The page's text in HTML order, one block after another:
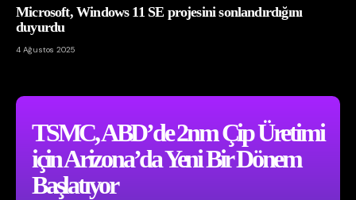
TSMC, ABD’de 2nm Çip Üretimi
için Arizona’da Yeni Bir Dönem
Başlatıyor
Microsoft, Windows 11 SE projesini sonlandırdığını
duyurdu
4 Ağustos 2025